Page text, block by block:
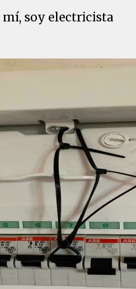
mí, soy electricista